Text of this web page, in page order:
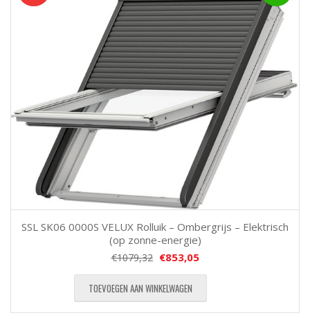
SSL SK06 0000S VELUX Rolluik – Ombergrijs – Elektrisch
(op zonne-energie)
€1079,32 €853,05
TOEVOEGEN AAN WINKELWAGEN